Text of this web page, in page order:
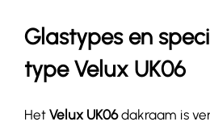
Glastypes en
type Velux UK06
Het Velux UK06dakraam is